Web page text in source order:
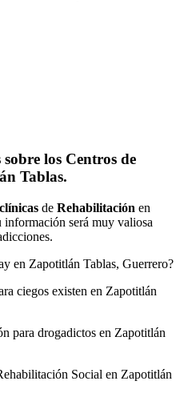
los Centros de
Tablas.
clínicas de Rehabilitación en
información será muy valiosa
en Zapotitlán Tablas, Guerrero?
ciegos existen en Zapotitlán
para drogadictos en Zapotitlán
Social en Zapotitlán